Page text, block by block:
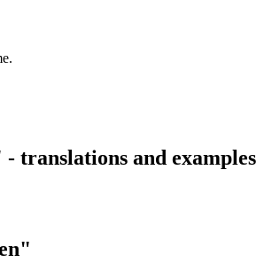
translations and examples